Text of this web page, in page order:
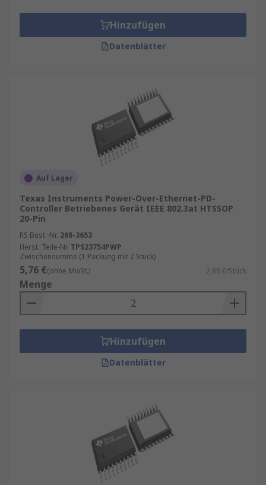
Hinzufügen
Datenblätter
Auf Lager
Texas Instruments Power-Over-Ethernet-PD-
Controller Betriebenes Gerät IEEE 802.3at HTSSOP
20-Pin
RS Best.-Nr. 268-3653
Herst. Teile-Nr. TPS23754PWP
Zwischensumme (1 Packung mit 2 Stück)
5,76 €(ohne MwSt.) 2,88 €/Stück
Menge
Hinzufügen
Datenblätter